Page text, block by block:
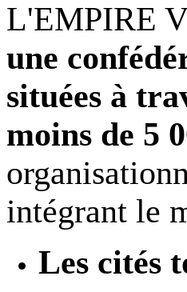
L'EMPIRE
une
situées à
moins de 5
intégrant le
Les cités